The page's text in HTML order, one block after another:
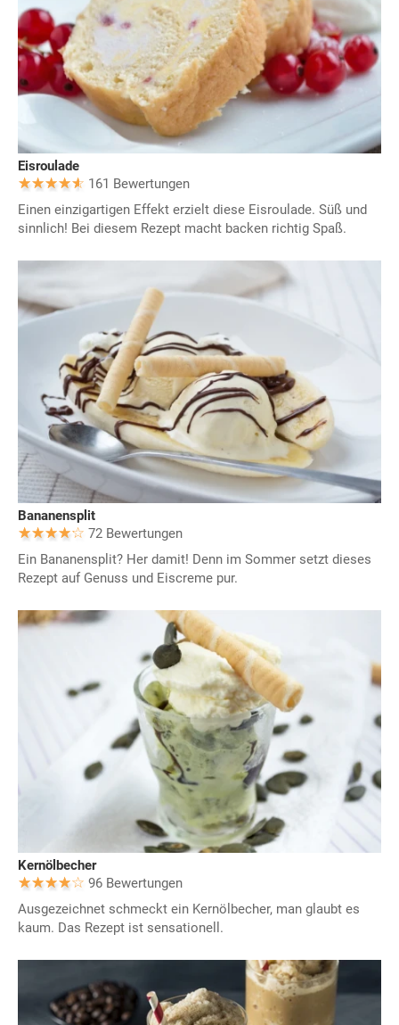
Eisroulade
161 Bewertungen
Einen einzigartigen Effekt erzielt diese Eisroulade. Süß und
sinnlich! Bei diesem Rezept macht backen richtig Spaß.
Bananensplit
72 Bewertungen
Ein Bananensplit? Her damit! Denn im Sommer setzt dieses
Rezept auf Genuss und Eiscreme pur.
Kernölbecher
96 Bewertungen
Ausgezeichnet schmeckt ein Kernölbecher, man glaubt es
kaum. Das Rezept ist sensationell.